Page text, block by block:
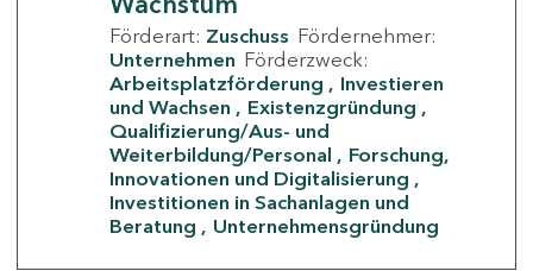
Förderart: Zuschuss Fördernehmer:
Unternehmen Förderzweck:
Arbeitsplatzförderung
Investieren
und Wachsen
Existenzgründung
Qualifizierung/Aus- und
Weiterbildung/Personal
Forschung,
Innovationen und Digitalisierung
Investitionen in Sachanlagen und
Beratung
Unternehmensgründung